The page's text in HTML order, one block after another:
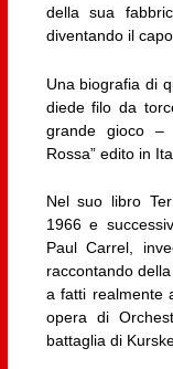
della sua
diventando il
Una biografia di
diede filo da
grande gioco –
Rossa” edito in
Nel suo libro
1966 e
Paul Carrel,
raccontando
a fatti realmente
opera di
battaglia di